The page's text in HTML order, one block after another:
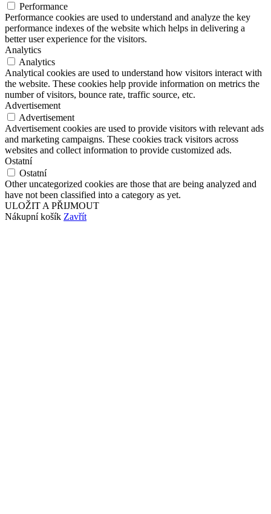
Performance
Performance cookies are used to understand and analyze the key
performance indexes of the website which helps in delivering a
better user experience for the visitors.
Analytics
Analytics
Analytical cookies are used to understand how visitors interact with
the website. These cookies help provide information on metrics the
number of visitors, bounce rate, traffic source, etc.
Advertisement
Advertisement
Advertisement cookies are used to provide visitors with relevant ads
and marketing campaigns. These cookies track visitors across
websites and collect information to provide customized ads.
Ostatní
Ostatní
Other uncategorized cookies are those that are being analyzed and
have not been classified into a category as yet.
ULOŽIT A PŘIJMOUT
Nákupní košík Zavřít